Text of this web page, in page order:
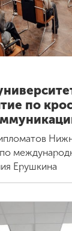
по
Ерушкина